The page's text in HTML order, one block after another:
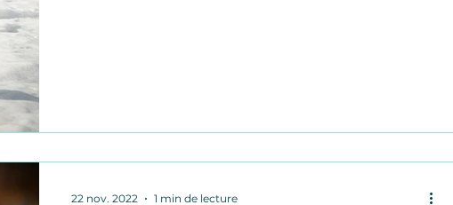
22 nov. 2022 1 min de lecture